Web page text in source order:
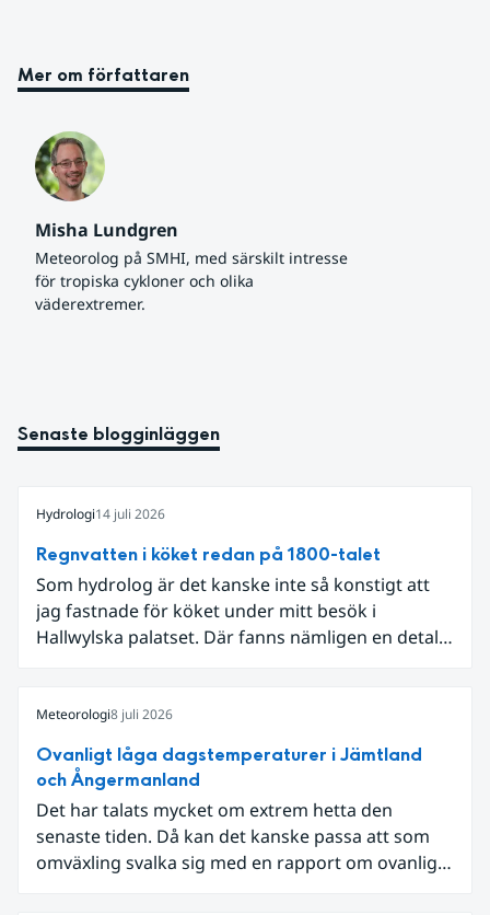
Mer om författaren
Misha Lundgren
Meteorolog på SMHI, med särskilt intresse
för tropiska cykloner och olika
väderextremer.
Senaste blogginläggen
Hydrologi14 juli 2026
Regnvatten i köket redan på 1800-talet
Som hydrolog är det kanske inte så konstigt att
jag fastnade för köket under mitt besök i
Hallwylska palatset. Där fanns nämligen en detalj
Meteorologi8 juli 2026
Ovanligt låga dagstemperaturer i Jämtland
och Ångermanland
Det har talats mycket om extrem hetta den
senaste tiden. Då kan det kanske passa att som
omväxling svalka sig med en rapport om ovanligt